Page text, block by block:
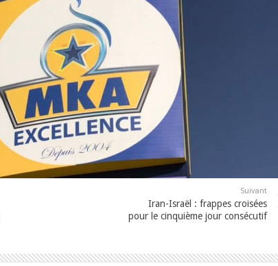
Suivant
Iran-Israël : frappes croisées
pour le cinquième jour consécutif